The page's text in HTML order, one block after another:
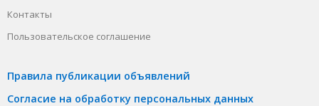
Контакты
Пользовательское соглашение
Правила публикации объявлений
Согласие на обработку персональных данных